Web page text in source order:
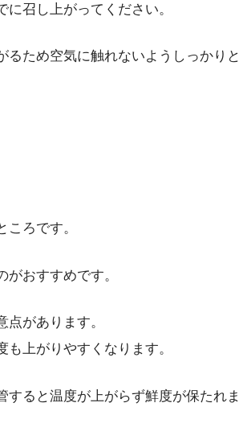
召し上がってください。
ため空気に触れないようしっかりと
ろです。
おすすめです。
があります。
上がりやすくなります。
ると温度が上がらず鮮度が保たれま